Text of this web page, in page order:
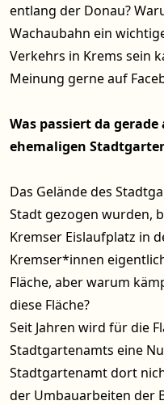
entlang der Donau?
Wachaubahn ein
Verkehrs in Krems sein
Meinung gerne auf
Was passiert da gerade
ehemaligen
Das Gelände des
Stadt gezogen wurden,
Kremser Eislaufplatz in
Kremser*innen
Fläche, aber warum
diese Fläche?
Seit Jahren wird für die
Stadtgartenamts eine
Stadtgartenamt dort
der Umbauarbeiten der